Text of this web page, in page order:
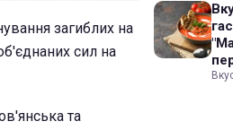
загиблих на
сил на
та